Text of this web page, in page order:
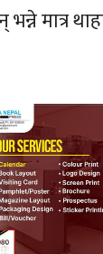
मात्र